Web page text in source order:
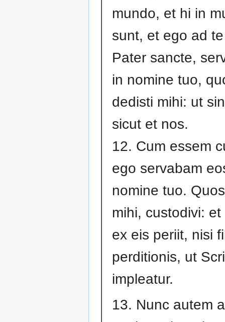
mundo, et hi in
sunt, et ego ad
Pater sancte,
in nomine tuo,
dedisti mihi: ut
sicut et nos.
12. Cum essem
ego servabam
nomine tuo.
mihi, custodivi: et
ex eis periit, nisi
perditionis, ut
impleatur.
13. Nunc autem